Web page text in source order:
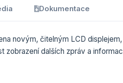
Dokumentace
novým, čitelným LCD
dalších zpráv a